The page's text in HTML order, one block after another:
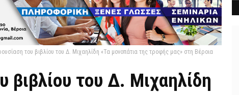
του βιβλίου του Δ. Μιχαηλίδη «Τα μονοπάτια της τροφής μας» στη Βέροια
βιβλίου του Δ. Μιχαηλίδη